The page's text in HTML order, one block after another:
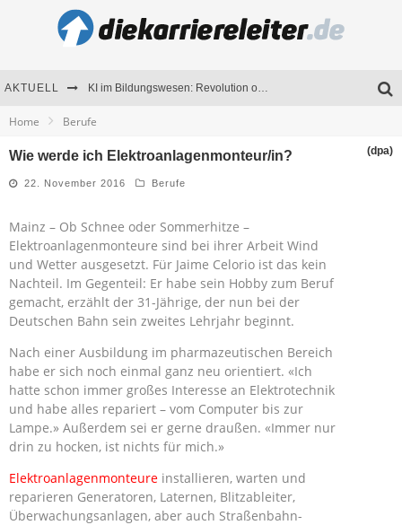
AKTUELL KI im Bildungswesen: Revolution oder Risiko für Schulen und Universitäten?
Seminare als Motivationsmotor – Wie Weiterbildung Mitarbeiter nachhaltig begeistert
Home Berufe
Wie werde ich Elektroanlagenmonteur/in? (dpa)
22. November 2016 Berufe
Mainz – Ob Schnee oder Sommerhitze –
Elektroanlagenmonteure sind bei ihrer Arbeit Wind
und Wetter ausgesetzt. Für Jaime Celorio ist das kein
Nachteil. Im Gegenteil: Er habe sein Hobby zum Beruf
gemacht, erzählt der 31-Jährige, der nun bei der
Deutschen Bahn sein zweites Lehrjahr beginnt.
Nach einer Ausbildung im pharmazeutischen Bereich
habe er sich noch einmal ganz neu orientiert. «Ich
hatte schon immer großes Interesse an Elektrotechnik
und habe alles repariert – vom Computer bis zur
Lampe.» Außerdem sei er gerne draußen. «Immer nur
drin zu hocken, ist nichts für mich.»
Elektroanlagenmonteure installieren, warten und
reparieren Generatoren, Laternen, Blitzableiter,
Überwachungsanlagen, aber auch Straßenbahn-